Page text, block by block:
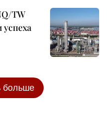
TW
больше